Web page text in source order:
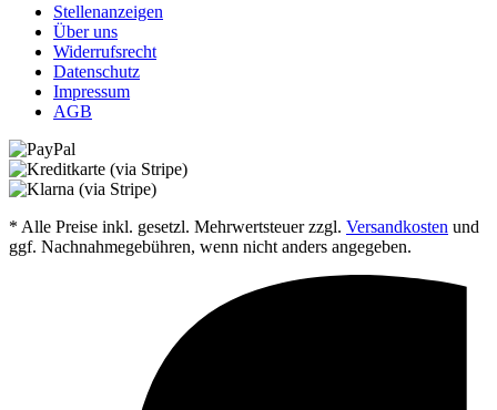
Stellenanzeigen
Über uns
Widerrufsrecht
Datenschutz
Impressum
AGB
* Alle Preise inkl. gesetzl. Mehrwertsteuer zzgl. Versandkosten und
ggf. Nachnahmegebühren, wenn nicht anders angegeben.